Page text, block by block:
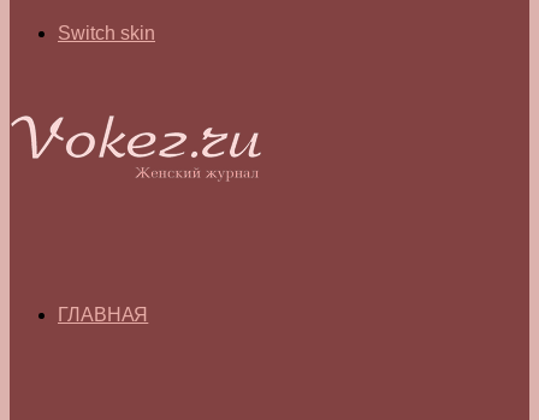
Switch skin
ГЛАВНАЯ